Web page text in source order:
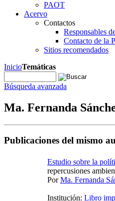
PAOT
Acervo
Contactos
Responsables
Contacto de la
Sitios recomendados
InicioTemáticas
Búsqueda avanzada
Ma. Fernanda
Publicaciones del mismo
Estudio sobre la
repercusiones
PorMa. Fernanda
Institución: Libro